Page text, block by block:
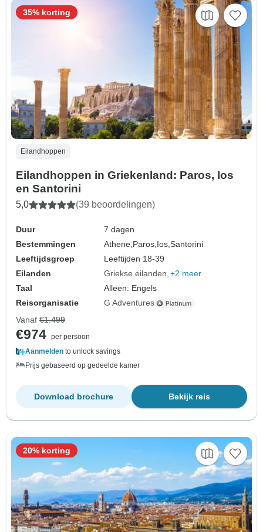
Eilandhoppen
Eilandhoppen in Griekenland: Paros, Ios
en Santorini
5,0 (39 beoordelingen)
Duur
7 dagen
Bestemmingen
Athene,Paros,Ios,Santorini
Leeftijdsgroep
Leeftijden 18-39
Eilanden
Griekse eilanden +2 meer
Taal
Alleen: Engels
Reisorganisatie
G Adventures
35% korting
Vanaf €1.499
€974 per persoon
Aanmelden to unlock savings
Prijs gebaseerd op gedeelde kamer
Bekijk reis
Download brochure
20% korting